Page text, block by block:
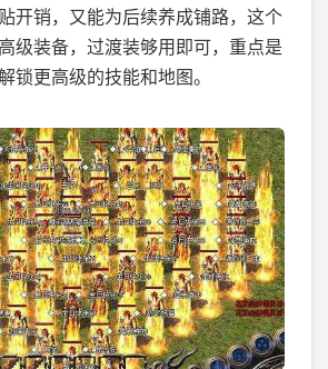
开销，又能为后续养成铺路，这个
级装备，过渡装够用即可，重点是
锁更高级的技能和地图。